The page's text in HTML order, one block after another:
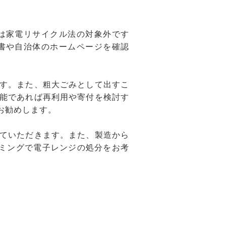
家電リサイクル法の対象外です
や自治体のホームページを確認
。また、粗大ごみとして出すこ
であれば再利用や寄付を検討す
めします。
いただきます。また、製造から
ングで電子レンジの処分をお考